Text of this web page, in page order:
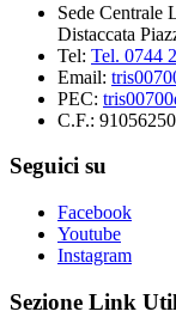
Sede Centrale
Distaccata
Tel: Tel. 0744
Email:
PEC:
C.F.:
Seguici su
Facebook
Youtube
Instagram
Sezione Link